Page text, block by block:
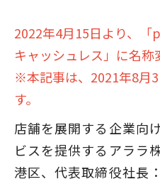
2022年4月15日より、
キャッシュレス」に名称
※本記事は、2021年8月
す。
店舗を展開する企業向
ビスを提供するアララ
港区、代表取締役社長